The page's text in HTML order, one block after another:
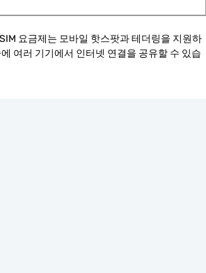
요금제는 모바일 핫스팟과 테더링을 지원하
여러 기기에서 인터넷 연결을 공유할 수 있습